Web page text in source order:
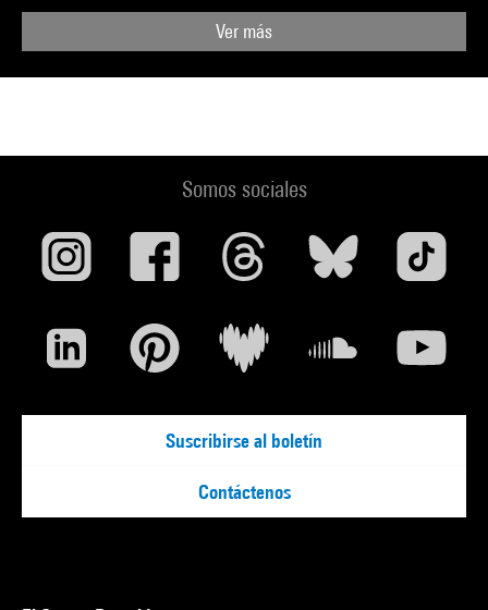
Ver más
Somos sociales
Suscribirse al boletín
Contáctenos